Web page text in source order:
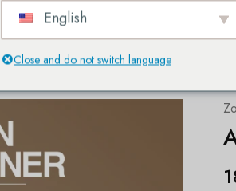
DE NIEUWE SHE®
English
Close and do not switch language